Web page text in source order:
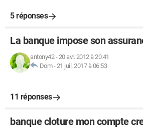
5 réponses
La banque impose son
antony42-20 avr. 2012 à 20:41
Dom-21 juil. 2017 à 06:53
11 réponses
banque cloture mon compte